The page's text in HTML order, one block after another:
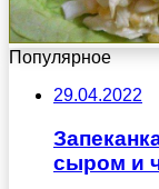
Популярное
29.04.2022
сыром и